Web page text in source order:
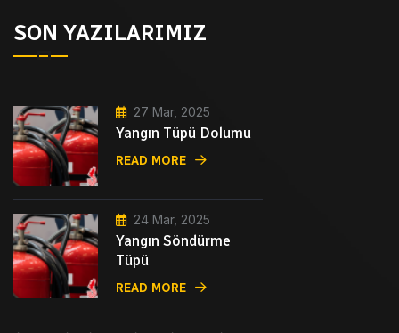
SON YAZILARIMIZ
27 Mar, 2025
Yangın Tüpü Dolumu
READ MORE
24 Mar, 2025
Yangın Söndürme
Tüpü
READ MORE